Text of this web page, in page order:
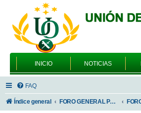
INICIO NOTICIAS
FAQ
Índice general FORO GENERAL PARA TODOS LOS USUARIOS